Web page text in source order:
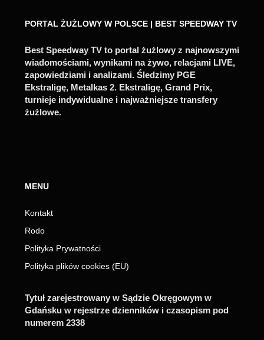
PORTAL ŻUŻLOWY W POLSCE | BEST SPEEDWAY TV
Best Speedway TV to portal żużlowy z najnowszymi
wiadomościami, wynikami na żywo, relacjami LIVE,
zapowiedziami i analizami. Śledzimy PGE
Ekstraligę, Metalkas 2. Ekstraligę, Grand Prix,
turnieje indywidualne i najważniejsze transfery
żużlowe.
MENU
Kontakt
Rodo
Polityka Prywatności
Polityka plików cookies (EU)
Tytuł zarejestrowany w Sądzie Okręgowym w
Gdańsku w rejestrze dzienników i czasopism pod
numerem 2338